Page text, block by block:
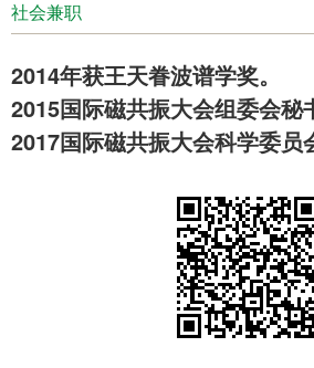
社会兼职
2014年获王天眷波谱学奖。
2015国际磁共振大会组委会秘
2017国际磁共振大会科学委员